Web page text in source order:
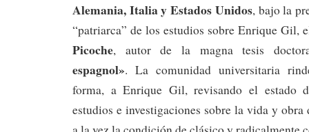
Alemania, Italia y Estados Unidos, bajo la
“patriarca” de los estudios sobre Enrique Gil,
Picoche, autor de la magna tesis
espagnol». La comunidad universitaria
forma, a Enrique Gil, revisando el estado
estudios e investigaciones sobre la vida y obra